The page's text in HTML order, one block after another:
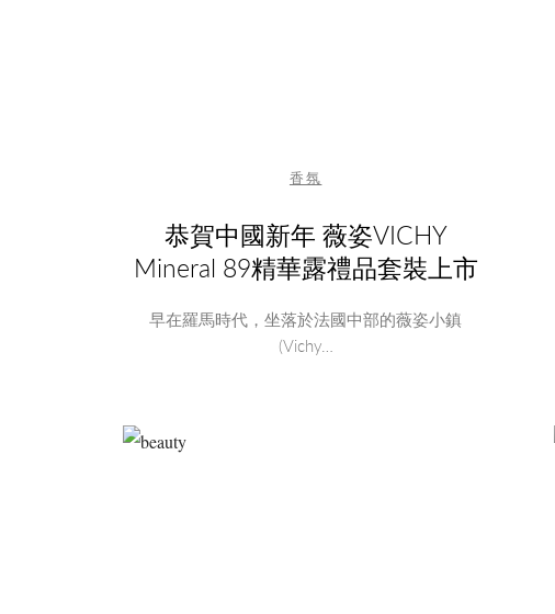
香氛
恭賀中國新年 薇姿VICHY
Mineral 89精華露禮品套裝上市
早在羅馬時代，坐落於法國中部的薇姿小鎮
(Vichy…